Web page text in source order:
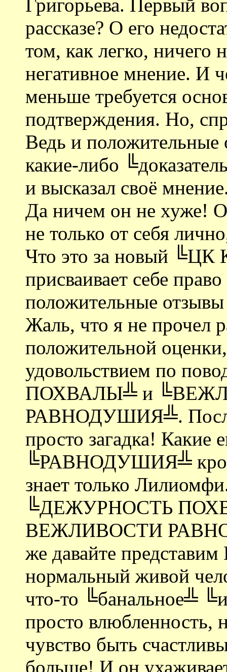
Григорьева. Первый
рассказе? О его
том, как легко, ничего
негативное мнение. И
меньше требуется
подтверждения. Но,
Ведь и положительные
какие-либо
и высказал своё
Да ничем он не хуже!
не только от себя
Что это за новый
присваивает себе
положительные
Жаль, что я не прочел
положительной
удовольствием по
ПОХВАЛЫ╩ и
РАВНОДУШИЯ╩.
просто загадка! Какие
╚РАВНОДУШИЯ╩
знает только
╚ДЕЖУРНОСТЬ
ВЕЖЛИВОСТИ
же давайте
нормальный живой
что-то ╚банальное╩
просто влюбленность,
чувство быть
больше! И он